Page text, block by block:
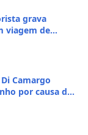
grava
viagem de
Camargo
por causa do